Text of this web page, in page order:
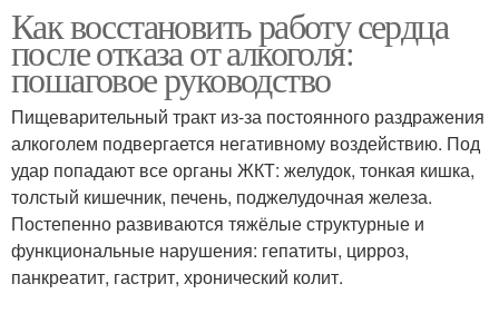
Подготовка к отказу Шаги для отказа
Методы для отказа Тревога без курения
Привязанность к
курению
Безстрессовый отказ
Как восстановить работу сердца
после отказа от алкоголя:
пошаговое руководство
Пищеварительный тракт из-за постоянного раздражения
алкоголем подвергается негативному воздействию. Под
удар попадают все органы ЖКТ: желудок, тонкая кишка,
толстый кишечник, печень, поджелудочная железа.
Постепенно развиваются тяжёлые структурные и
функциональные нарушения: гепатиты, цирроз,
панкреатит, гастрит, хронический колит.